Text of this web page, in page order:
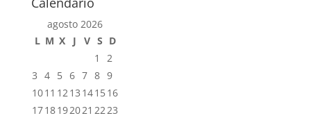
agosto 2026
L M X J V S D
1
2
3 4 5 6 7 8 9
1011 1213 141516
1718192021 2223